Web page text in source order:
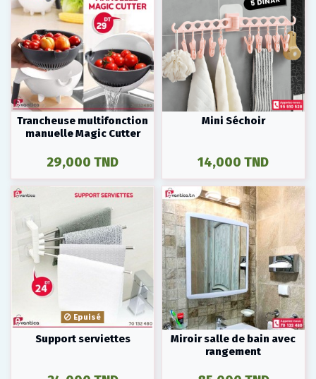
Trancheuse multifonction
manuelle Magic Cutter
29,000 TND
Mini Séchoir
14,000 TND
Epuisé
Support serviettes
Miroir salle de bain avec
rangement